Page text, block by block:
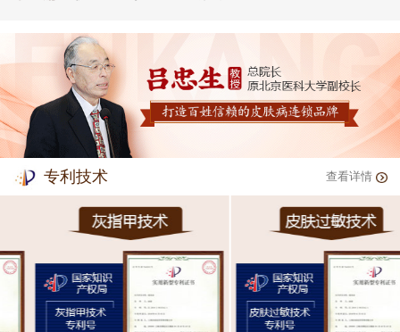
专利技术 查看详情